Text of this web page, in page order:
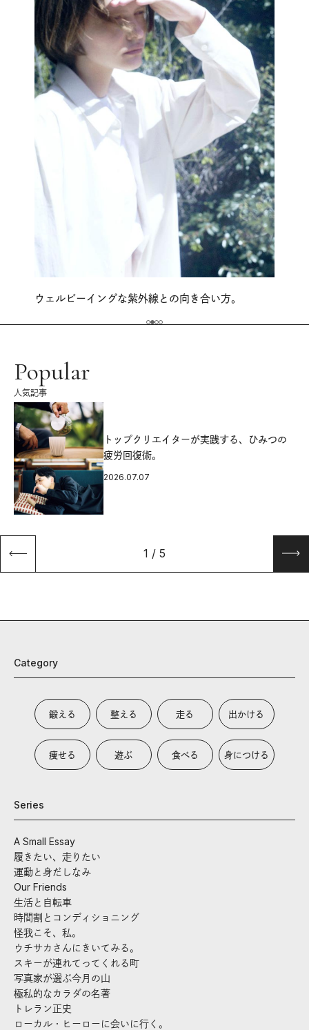
ウェルビーイングな紫外線との向き合い方。
Popular
人気記事
トップクリエイターが実践する、ひみつの
疲労回復術。
2026.07.07
1 / 5
Category
鍛える 整える 走る 出かける
痩せる 遊ぶ 食べる 身につける
Series
A Small Essay
履きたい、走りたい
運動と身だしなみ
Our Friends
生活と自転車
時間割とコンディショニング
怪我こそ、私。
ウチサカさんにきいてみる。
スキーが連れてってくれる町
写真家が選ぶ今月の山
極私的なカラダの名著
トレラン正史
ローカル・ヒーローに会いに行く。